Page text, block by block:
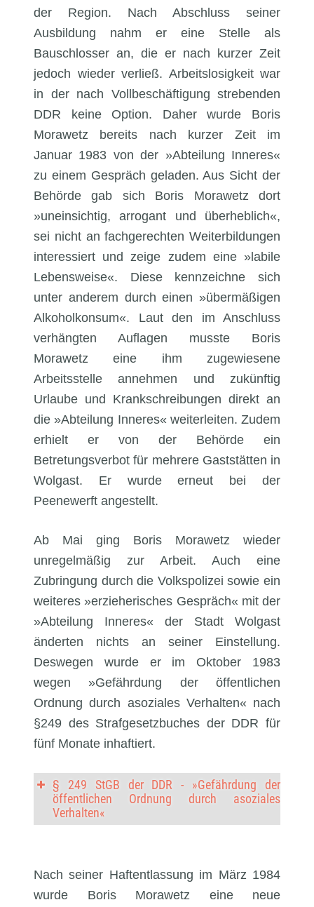
der Region. Nach Abschluss seiner
Ausbildung nahm er eine Stelle als
Bauschlosser an, die er nach kurzer Zeit
jedoch wieder verließ. Arbeitslosigkeit war
in der nach Vollbeschäftigung strebenden
DDR keine Option. Daher wurde Boris
Morawetz bereits nach kurzer Zeit im
Januar 1983 von der »Abteilung Inneres«
zu einem Gespräch geladen. Aus Sicht der
Behörde gab sich Boris Morawetz dort
»uneinsichtig, arrogant und überheblich«,
sei nicht an fachgerechten Weiterbildungen
interessiert und zeige zudem eine »labile
Lebensweise«. Diese kennzeichne sich
unter anderem durch einen »übermäßigen
Alkoholkonsum«. Laut den im Anschluss
verhängten Auflagen musste Boris
Morawetz eine ihm zugewiesene
Arbeitsstelle annehmen und zukünftig
Urlaube und Krankschreibungen direkt an
die »Abteilung Inneres« weiterleiten. Zudem
erhielt er von der Behörde ein
Betretungsverbot für mehrere Gaststätten in
Wolgast. Er wurde erneut bei der
Peenewerft angestellt.
Ab Mai ging Boris Morawetz wieder
unregelmäßig zur Arbeit. Auch eine
Zubringung durch die Volkspolizei sowie ein
weiteres »erzieherisches Gespräch« mit der
»Abteilung Inneres« der Stadt Wolgast
änderten nichts an seiner Einstellung.
Deswegen wurde er im Oktober 1983
wegen »Gefährdung der öffentlichen
Ordnung durch asoziales Verhalten« nach
§249 des Strafgesetzbuches der DDR für
fünf Monate inhaftiert.
§ 249 StGB der DDR - »Gefährdung der
öffentlichen Ordnung durch asoziales
Verhalten«
Nach seiner Haftentlassung im März 1984
wurde Boris Morawetz eine neue